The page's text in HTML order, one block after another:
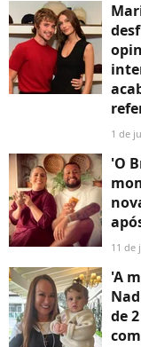
1 de
'O
11 de
'A
de